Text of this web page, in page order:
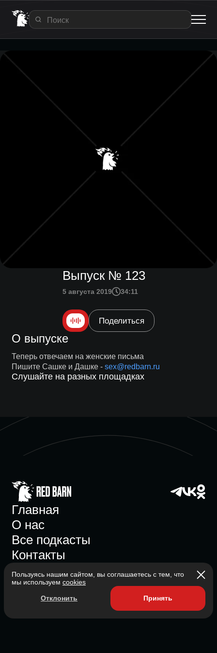
Выпуск № 123
5 августа 2019 34:11
Поделиться
О выпуске
Теперь отвечаем на женские письма
Пишите Сашке и Дашке - sex@redbarn.ru
Слушайте на разных площадках
Главная
О нас
Все подкасты
Контакты
Состоит в ассоциации с 2023
Пользуясь нашим сайтом, вы соглашаетесь с тем, что
мы используем cookies
Отклонить Принять